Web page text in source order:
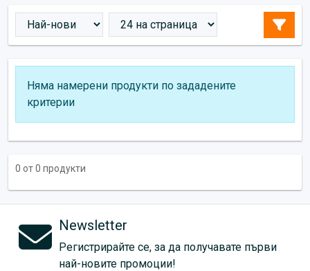
Няма намерени продукти по зададените
критерии
0 от 0 продукти
Newsletter
Регистрирайте се, за да получавате първи
най-новите промоции!